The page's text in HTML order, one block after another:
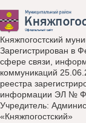
Княжпогостский
Зарегистрирован в
сфере связи,
коммуникаций
реестра
информации ЭЛ №
Учредитель:
«Княжпогостский»